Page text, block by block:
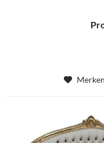
Merken